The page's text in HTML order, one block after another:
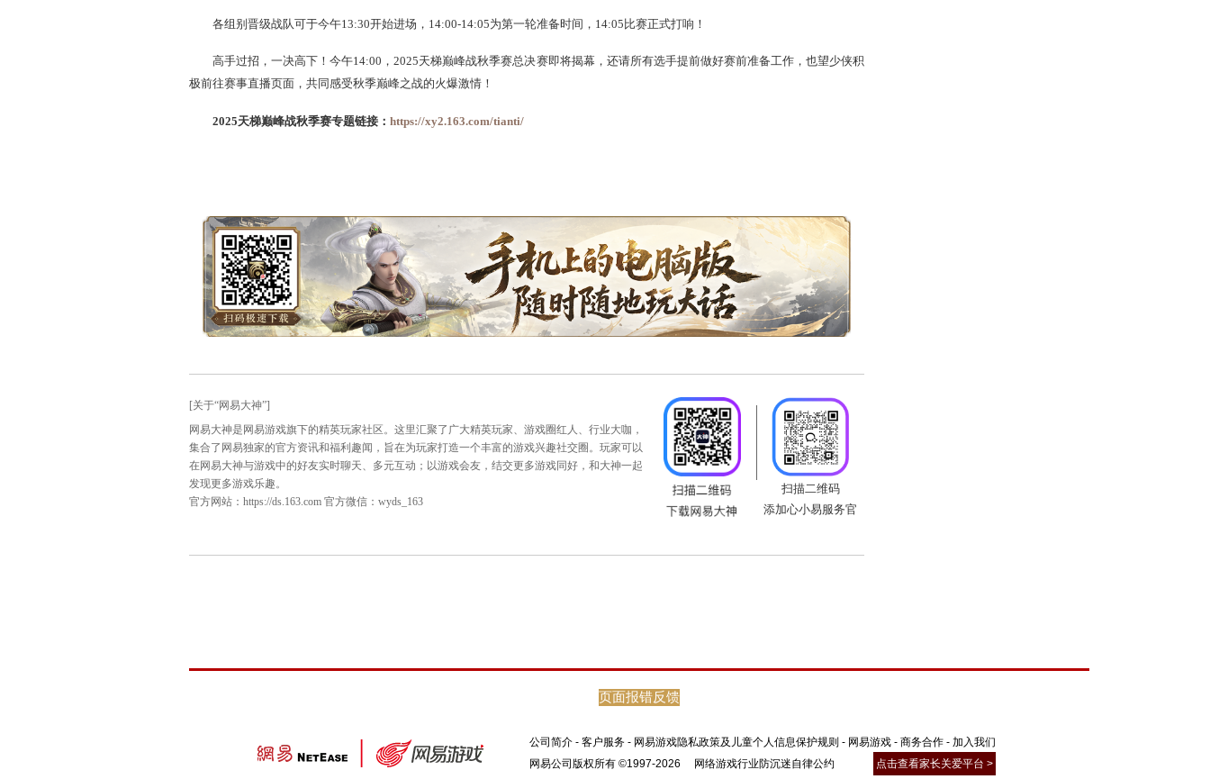
各组别晋级战队可于今午13:30开始进场，14:00-14:05为第一轮准备时间，14:05比赛正式打响！
高手过招，一决高下！今午14:00，2025天梯巅峰战秋季赛总决赛即将揭幕，还请所有选手提前做好赛前准备工作，也
网易大神是网易游戏旗下的精英玩家社区。这里汇聚了广大精英玩家、游戏圈红人、行业大咖，
页面报错反馈
公司简介 - 客户服务 - 网易游戏隐私政策及儿童个人信息保护规则 - 网易游戏 - 商务合作 - 加入我们
网易公司版权所有 ©1997-2026
点击查看家长关爱平台 >
网络游戏行业防沉迷自律公约